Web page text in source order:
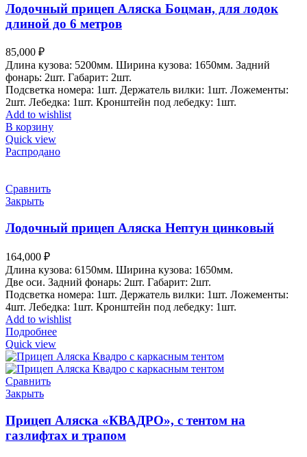
Лодочный прицеп Аляска Боцман, для лодок
длиной до 6 метров
85,000 ₽
Длина кузова: 5200мм. Ширина кузова: 1650мм. Задний
фонарь: 2шт. Габарит: 2шт.
Подсветка номера: 1шт. Держатель вилки: 1шт. Ложементы:
2шт. Лебедка: 1шт. Кронштейн под лебедку: 1шт.
Add to wishlist
В корзину
Quick view
Распродано
Сравнить
Закрыть
Лодочный прицеп Аляска Нептун цинковый
164,000 ₽
Длина кузова: 6150мм. Ширина кузова: 1650мм.
Две оси. Задний фонарь: 2шт. Габарит: 2шт.
Подсветка номера: 1шт. Держатель вилки: 1шт. Ложементы:
4шт. Лебедка: 1шт. Кронштейн под лебедку: 1шт.
Add to wishlist
Подробнее
Quick view
Сравнить
Закрыть
Прицеп Аляска «КВАДРО», с тентом на
газлифтах и трапом